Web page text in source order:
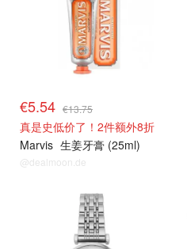
€5.54 €13.75
真是史低价了！2件额外8折
Marvis 生姜牙膏 (25ml)
@dealmoon.de